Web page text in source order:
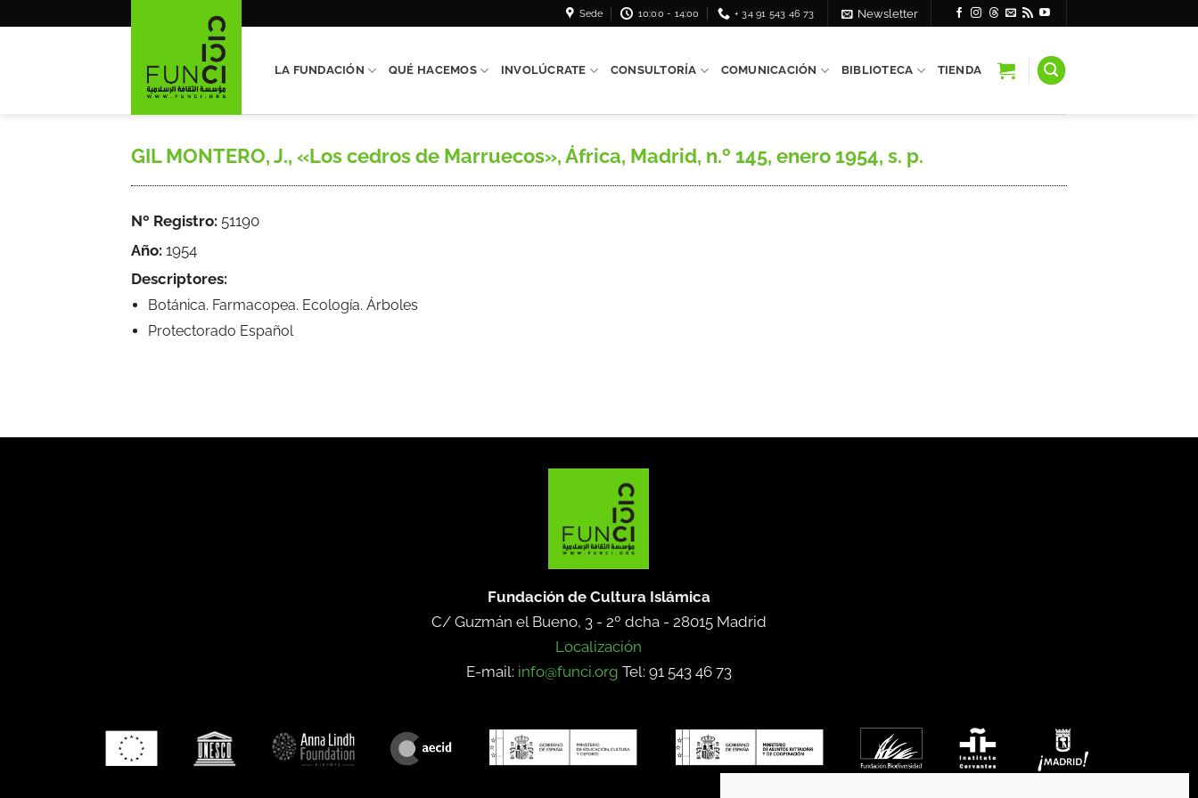
Sede 10:00 - 14:00 + 34 91 543 46 73 Newsletter
LA FUNDACIÓN QUÉ HACEMOS INVOLÚCRATE CONSULTORÍA COMUNICACIÓN BIBLIOTECA TIENDA
GIL MONTERO, J., «Los cedros de Marruecos», África, Madrid, n.º 145, enero 1954, s. p.
Nº Registro: 51190
Año: 1954
Descriptores:
Botánica. Farmacopea. Ecología. Árboles
Protectorado Español
Fundación de Cultura Islámica
C/ Guzmán el Bueno, 3 - 2º dcha - 28015 Madrid
Localización
E-mail: info@funci.org Tel: 91 543 46 73